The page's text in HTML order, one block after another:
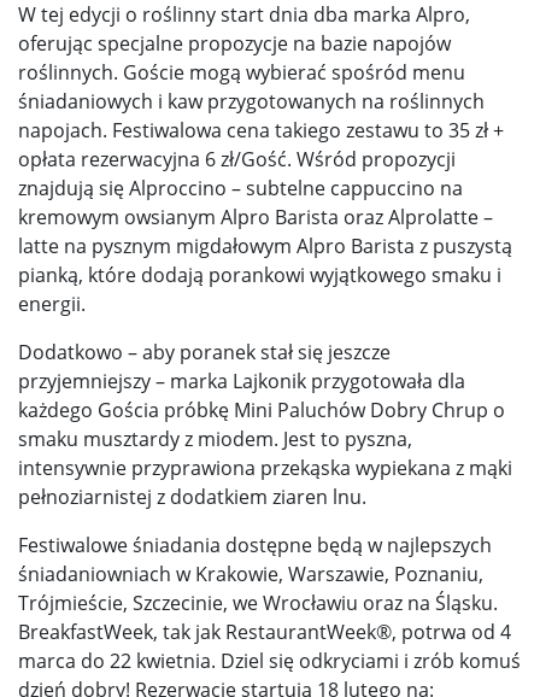
W tej edycji o roślinny start dnia dba marka Alpro,
oferując specjalne propozycje na bazie napojów
roślinnych. Goście mogą wybierać spośród menu
śniadaniowych i kaw przygotowanych na roślinnych
napojach. Festiwalowa cena takiego zestawu to 35 zł +
opłata rezerwacyjna 6 zł/Gość. Wśród propozycji
znajdują się Alproccino – subtelne cappuccino na
kremowym owsianym Alpro Barista oraz Alprolatte –
latte na pysznym migdałowym Alpro Barista z puszystą
pianką, które dodają porankowi wyjątkowego smaku i
energii.
Dodatkowo – aby poranek stał się jeszcze
przyjemniejszy – marka Lajkonik przygotowała dla
każdego Gościa próbkę Mini Paluchów Dobry Chrup o
smaku musztardy z miodem. Jest to pyszna,
intensywnie przyprawiona przekąska wypiekana z mąki
pełnoziarnistej z dodatkiem ziaren lnu.
Festiwalowe śniadania dostępne będą w najlepszych
śniadaniowniach w Krakowie, Warszawie, Poznaniu,
Trójmieście, Szczecinie, we Wrocławiu oraz na Śląsku.
BreakfastWeek, tak jak RestaurantWeek®, potrwa od 4
marca do 22 kwietnia. Dziel się odkryciami i zrób komuś
dzień dobry! Rezerwacje startują 18 lutego na: